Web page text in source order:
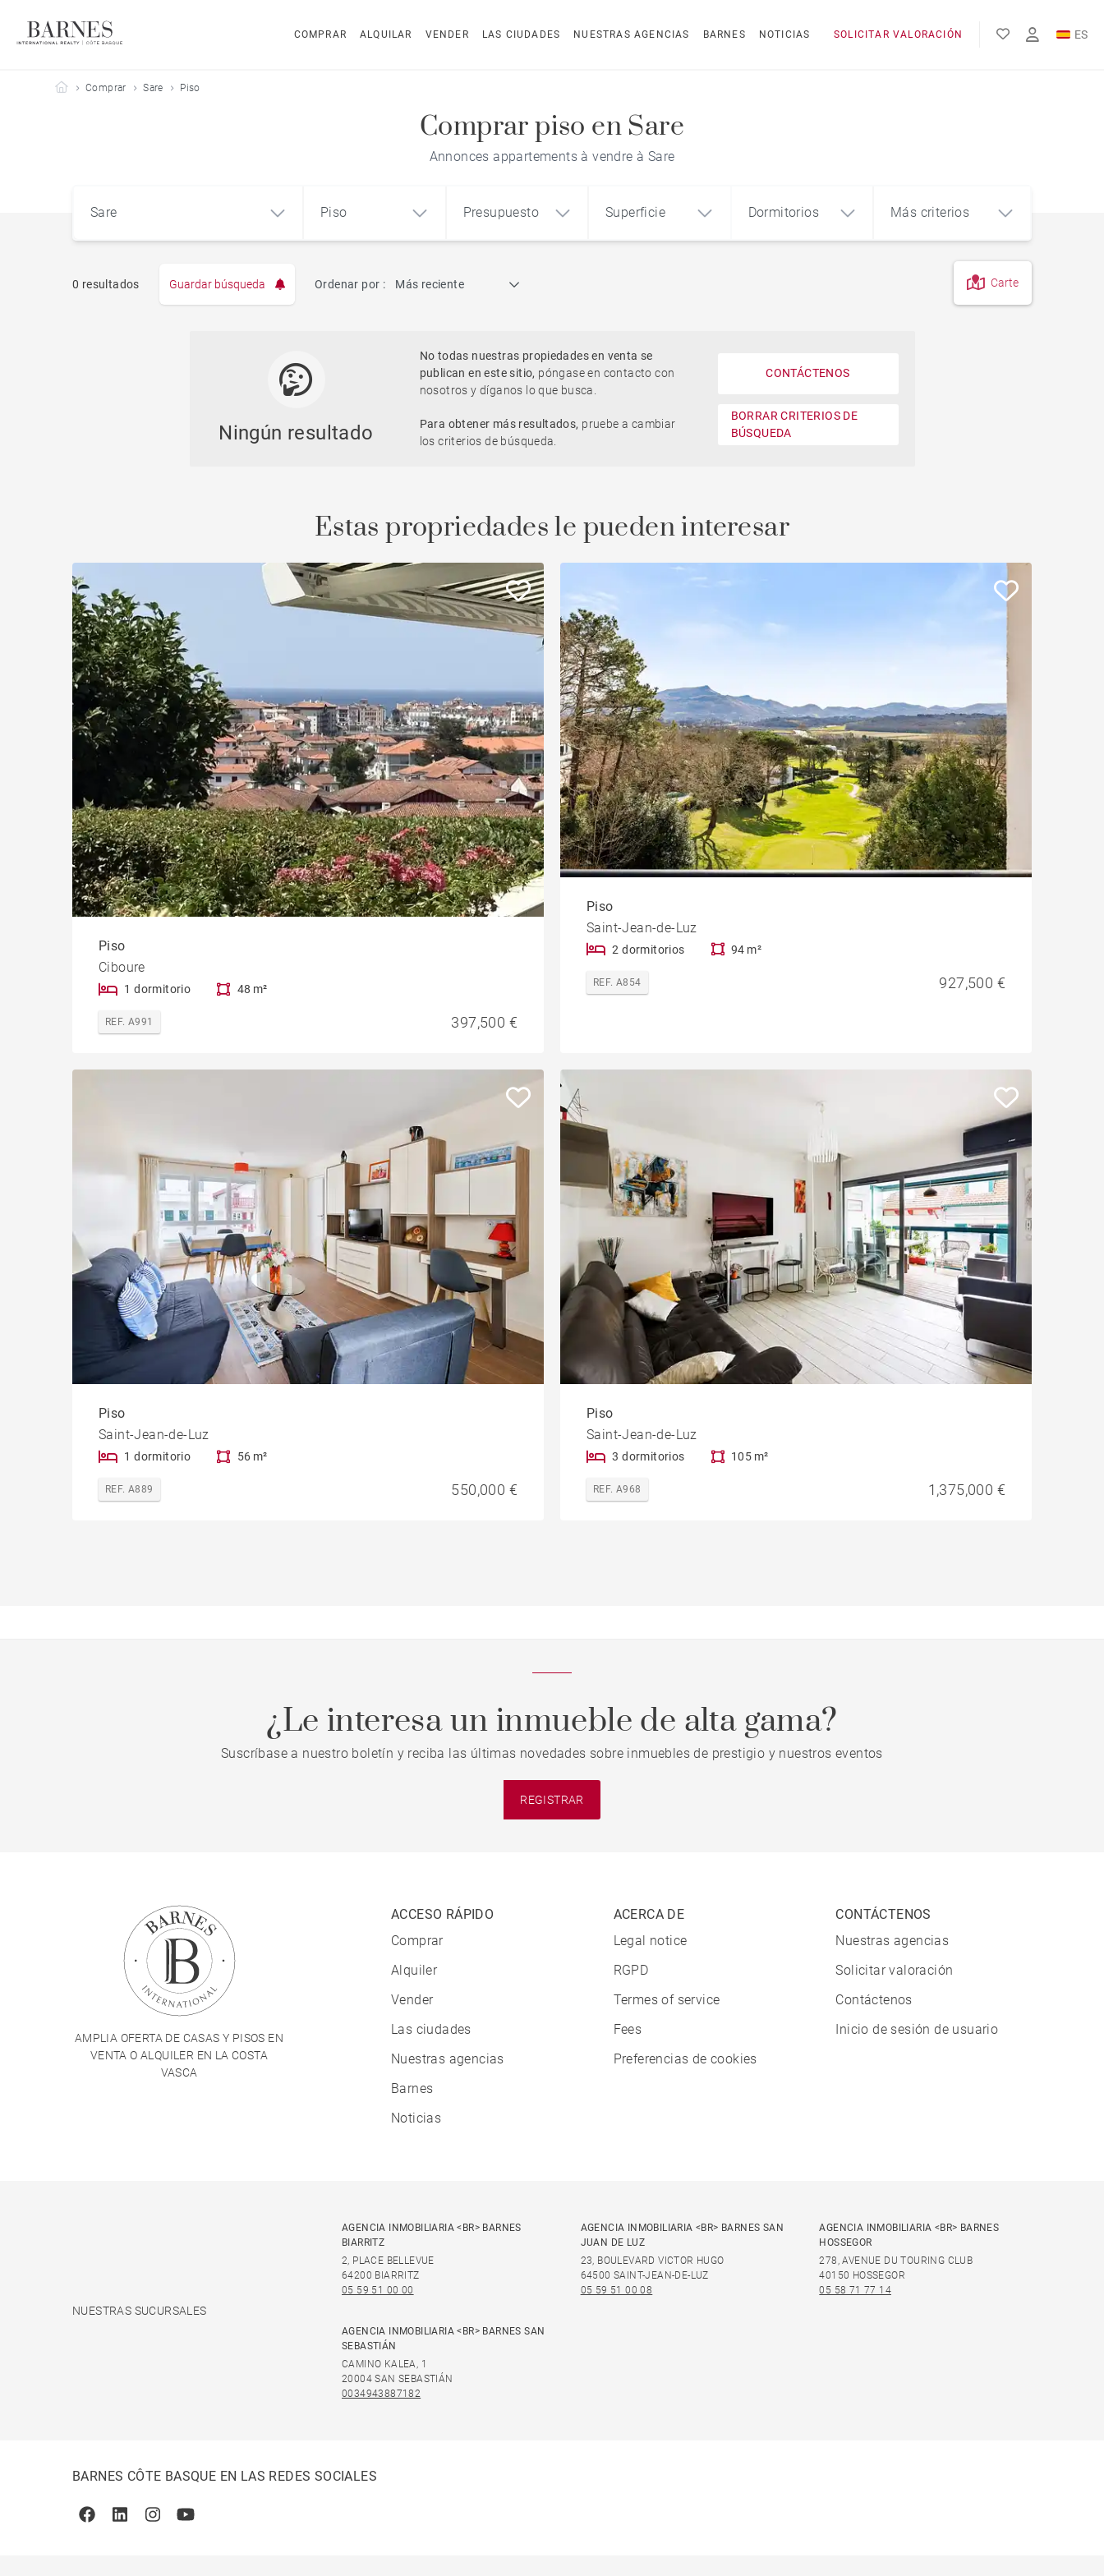
COMPRAR ALQUILAR VENDER LAS CIUDADES NUESTRAS AGENCIAS BARNES NOTICIAS SOLICITAR VALORACIÓN ES
EN
Barnes Côte Basque
Comprar Sare Piso
Comprar piso en Sare
Annonces appartements à vendre à Sare
Sare Piso
Casa Terreno
Castillo Obra nueva Oficinas
Propiedad
Presupuesto Superficie Dormitorios Más criterios
Casa con vistas al mar
Parking / Garage
Casa con piscina
Vivienda para reformar
Vue Adour
0 resultados Guardar búsqueda Ordenar por : Más reciente Carte
Ningún resultado
No todas nuestras propiedades en venta se
publican en este sitio, póngase en contacto con
nosotros y díganos lo que busca.
Para obtener más resultados, pruebe a cambiar
los criterios de búsqueda.
CONTÁCTENOS
BORRAR CRITERIOS DE
BÚSQUEDA
Estas propriedades le pueden interesar
Piso
Ciboure
1 dormitorio 48 m²
REF. A991 397,500 €
Piso
Saint-Jean-de-Luz
2 dormitorios 94 m²
REF. A854 927,500 €
Piso
Saint-Jean-de-Luz
1 dormitorio 56 m²
REF. A889 550,000 €
Piso
Saint-Jean-de-Luz
3 dormitorios 105 m²
REF. A968 1,375,000 €
¿Le interesa un inmueble de alta gama?
Suscríbase a nuestro boletín y reciba las últimas novedades sobre inmuebles de prestigio y nuestros eventos
REGISTRAR
AMPLIA OFERTA DE CASAS Y PISOS EN
VENTA O ALQUILER EN LA COSTA
VASCA
ACCESO RÁPIDO
Comprar
Alquiler
Vender
Las ciudades
Nuestras agencias
Barnes
Noticias
ACERCA DE
Legal notice
RGPD
Termes of service
Fees
Preferencias de cookies
CONTÁCTENOS
Nuestras agencias
Solicitar valoración
Contáctenos
Inicio de sesión de usuario
NUESTRAS SUCURSALES
AGENCIA INMOBILIARIA <BR> BARNES
BIARRITZ
2, PLACE BELLEVUE
64200 BIARRITZ
05 59 51 00 00
AGENCIA INMOBILIARIA <BR> BARNES SAN
JUAN DE LUZ
23, BOULEVARD VICTOR HUGO
64500 SAINT-JEAN-DE-LUZ
05 59 51 00 08
AGENCIA INMOBILIARIA <BR> BARNES
HOSSEGOR
278, AVENUE DU TOURING CLUB
40150 HOSSEGOR
05 58 71 77 14
AGENCIA INMOBILIARIA <BR> BARNES SAN
SEBASTIÁN
CAMINO KALEA, 1
20004 SAN SEBASTIÁN
0034943887182
BARNES CÔTE BASQUE EN LAS REDES SOCIALES
FacebookLinkedinInstagramYoutube